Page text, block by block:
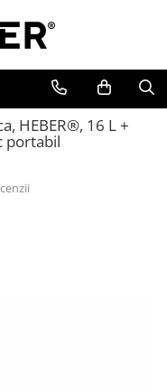
HEBER®, 16 L +
portabil